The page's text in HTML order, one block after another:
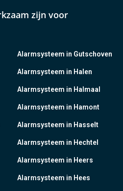
zijn voor
Alarmsysteem in Gutschoven
Alarmsysteem in Halen
Alarmsysteem in Halmaal
Alarmsysteem in Hamont
Alarmsysteem in Hasselt
Alarmsysteem in Hechtel
Alarmsysteem in Heers
Alarmsysteem in Hees